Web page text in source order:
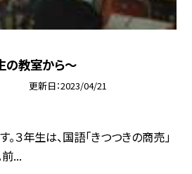
の教室から〜
更新日 2023/04/21
３年生は、国語「きつつきの商売」
...